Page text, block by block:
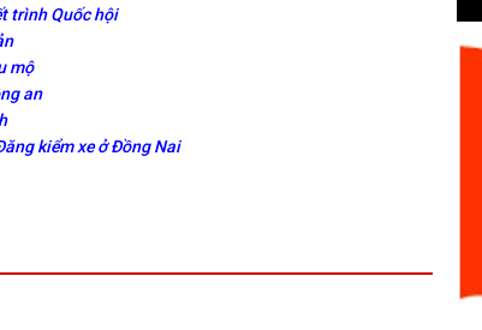
trình Quốc hội
mộ
an
kiểm xe ở Đồng Nai